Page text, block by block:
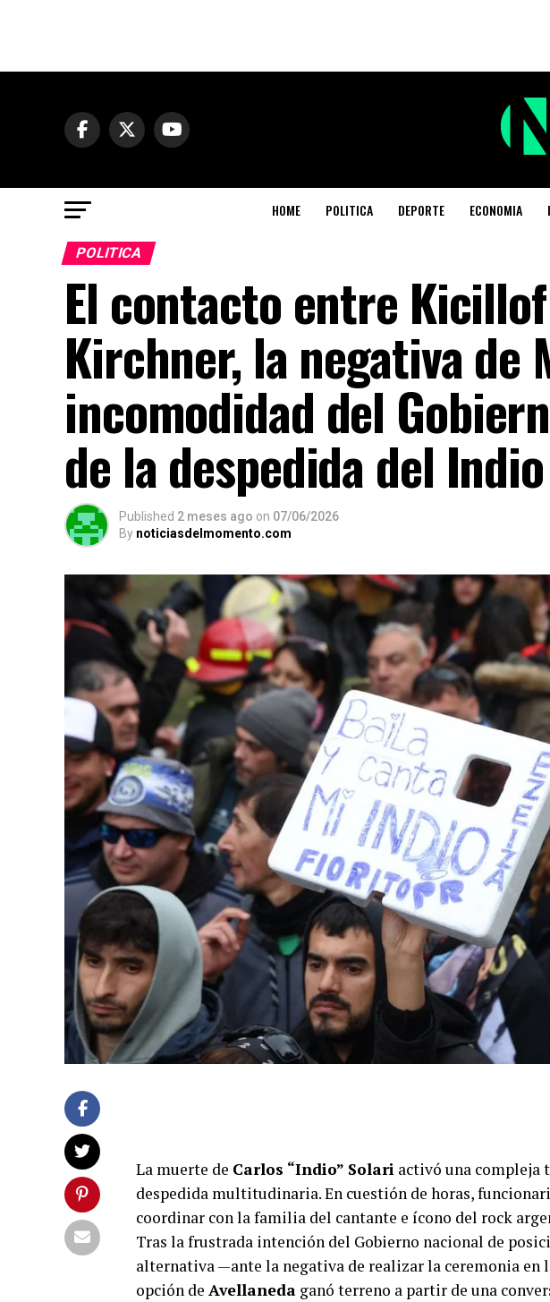
HOME POLITICA DEPORTE ECONOMIA
POLITICA
El contacto entre
Kirchner, la negativa de
incomodidad del
de la despedida del
Published 2 meses ago on 07/06/2026
By noticiasdelmomento.com
La muerte de Carlos “Indio” Solari activó una compleja
despedida multitudinaria. En cuestión de horas,
coordinar con la familia del cantante e ícono del rock
Tras la frustrada intención del Gobierno nacional de
alternativa —ante la negativa de realizar la ceremonia en
opción de Avellaneda ganó terreno a partir de una